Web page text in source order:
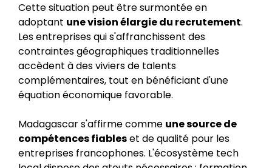
Cette situation peut être surmontée en
adoptant une vision élargie du recrutement.
Les entreprises qui s'affranchissent des
contraintes géographiques traditionnelles
accèdent à des viviers de talents
complémentaires, tout en bénéficiant d'une
équation économique favorable.
Madagascar s'affirme comme une source de
compétences fiableset de qualité pour les
entreprises francophones. L'écosystème tech